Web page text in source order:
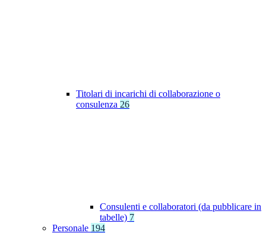
Titolari di incarichi di collaborazione o
consulenza 26
Consulenti e collaboratori (da pubblicare in
tabelle) 7
Personale 194